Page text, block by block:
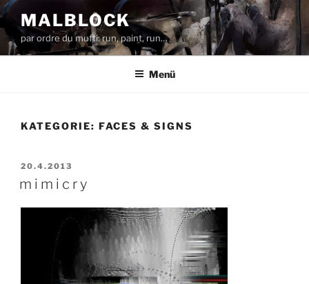
Zum
Inhalt
springen
MALBLOCK
par ordre du mufti: run, paint, run…
Menü
KATEGORIE: FACES & SIGNS
VERÖFFENTLICHT
AM
20.4.2013
m i m i c r y